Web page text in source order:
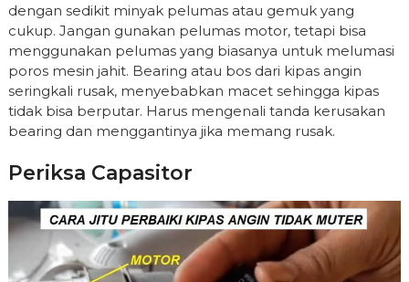
dengan sedikit minyak pelumas atau gemuk yang
cukup. Jangan gunakan pelumas motor, tetapi bisa
menggunakan pelumas yang biasanya untuk melumasi
poros mesin jahit. Bearing atau bos dari kipas angin
seringkali rusak, menyebabkan macet sehingga kipas
tidak bisa berputar. Harus mengenali tanda kerusakan
bearing dan menggantinya jika memang rusak.
Periksa Capasitor